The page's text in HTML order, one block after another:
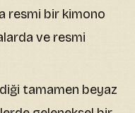
resmi bir kimono
ve resmi
tamamen beyaz